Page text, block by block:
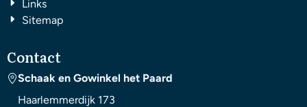
Links
Sitemap
Contact
Schaak en Gowinkel het Paard
Haarlemmerdijk 173